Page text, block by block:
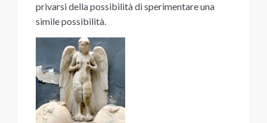
privarsi della possibilità di sperimentare una
simile possibilità.